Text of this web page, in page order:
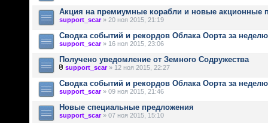
Акция на премиумные корабли и новые акционные
support_scar» 20 ноя 2015, 21:19
Сводка событий и рекордов Облака Оорта за неделю
support_scar» 16 ноя 2015, 23:06
Получено уведомление от Земного Содружества
support_scar» 12 ноя 2015, 22:27
Сводка событий и рекордов Облака Оорта за неделю
support_scar» 09 ноя 2015, 21:46
Новые специальные предложения
support_scar» 07 ноя 2015, 15:10